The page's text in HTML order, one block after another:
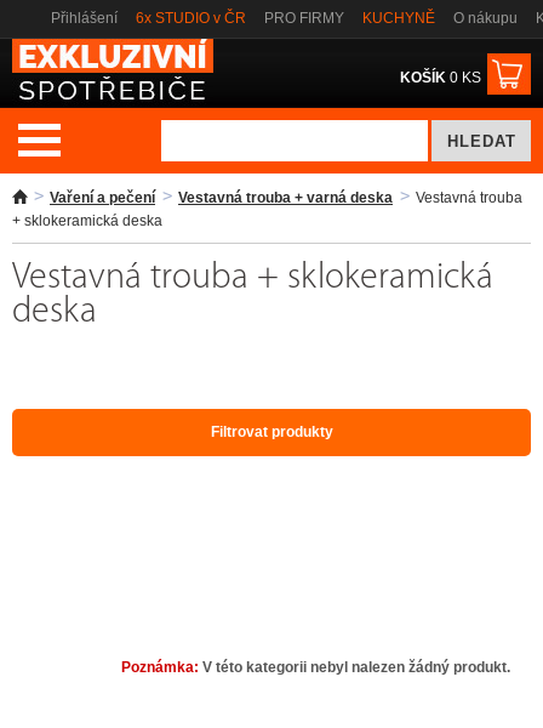
Přihlášení 6x STUDIO v ČR PRO FIRMY KUCHYNĚ O nákupu
KOŠÍK 0 KS
Vaření a pečení Vestavná trouba + varná deska
Vestavná trouba
+ sklokeramická deska
Vestavná trouba + sklokeramická
deska
Filtrovat produkty
Poznámka: V této kategorii nebyl nalezen žádný produkt.